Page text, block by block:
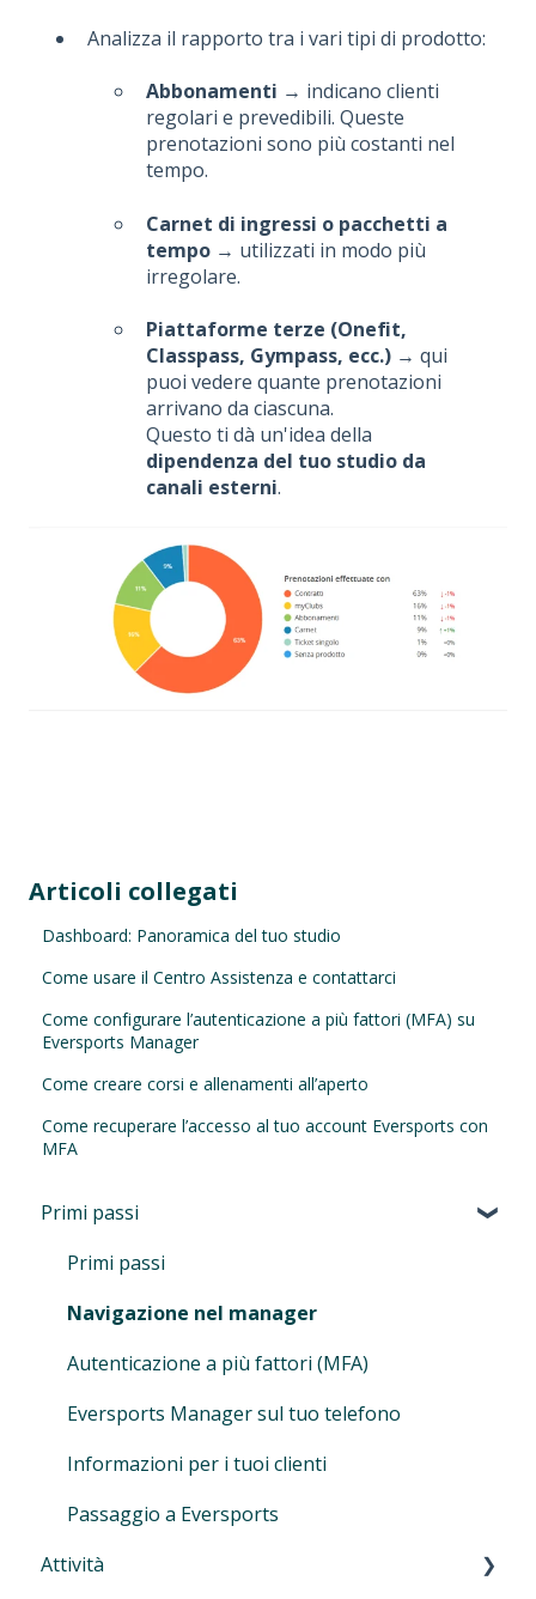
Analizza il rapporto tra i vari tipi di prodotto:
Abbonamenti → indicano clienti
regolari e prevedibili. Queste
prenotazioni sono più costanti nel
tempo.
Carnet di ingressi o pacchetti a
tempo → utilizzati in modo più
irregolare.
Piattaforme terze (Onefit,
Classpass, Gympass, ecc.) → qui
puoi vedere quante prenotazioni
arrivano da ciascuna.
Questo ti dà un'idea della
dipendenza del tuo studio da
canali esterni.
Articoli collegati
Dashboard: Panoramica del tuo studio
Come usare il Centro Assistenza e contattarci
Come configurare l’autenticazione a più fattori (MFA) su
Eversports Manager
Come creare corsi e allenamenti all’aperto
Come recuperare l’accesso al tuo account Eversports con
MFA
Primi passi
Primi passi
Navigazione nel manager
Autenticazione a più fattori (MFA)
Eversports Manager sul tuo telefono
Informazioni per i tuoi clienti
Passaggio a Eversports
Attività